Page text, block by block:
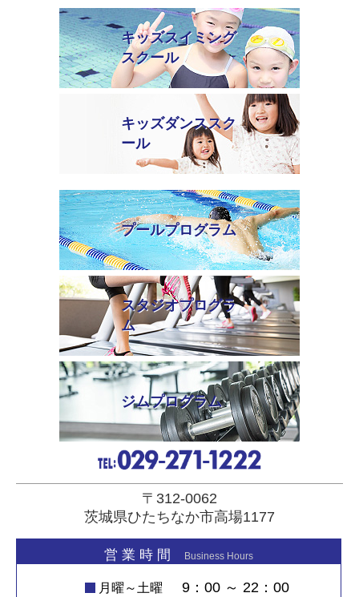
キッズスイミング
スクール
キッズダンススク
ール
プールプログラム
スタジオプログラ
ム
ジムプログラム
〒312-0062
茨城県ひたちなか市高場1177
営 業 時 間 Business Hours
月曜～土曜 9：00 ～ 22：00